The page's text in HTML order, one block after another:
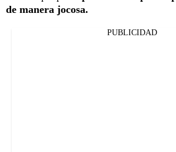
de manera jocosa.
PUBLICIDAD